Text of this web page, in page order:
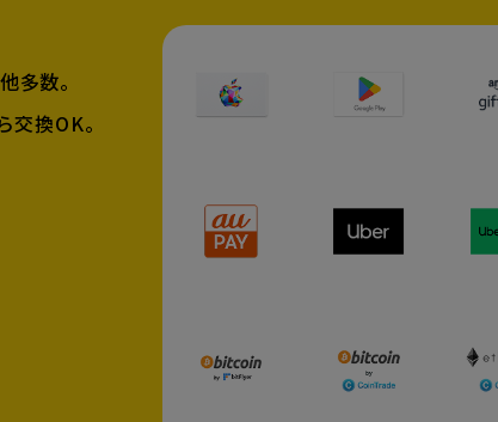
多数。
交換OK。